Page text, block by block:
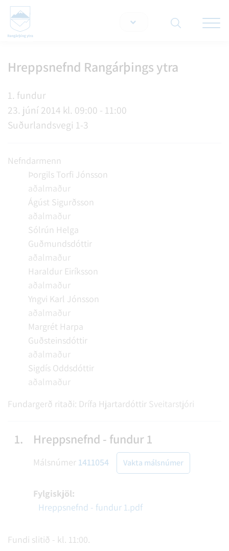
Hreppsnefnd Rangárþings ytra
1. fundur
23. júní 2014 kl. 09:00 - 11:00
Suðurlandsvegi 1-3
Nefndarmenn
Þorgils Torfi Jónsson
aðalmaður
Ágúst Sigurðsson
aðalmaður
Sólrún Helga
Guðmundsdóttir
aðalmaður
Haraldur Eiríksson
aðalmaður
Yngvi Karl Jónsson
aðalmaður
Margrét Harpa
Guðsteinsdóttir
aðalmaður
Sigdís Oddsdóttir
aðalmaður
Fundargerð ritaði: Drífa Hjartardóttir Sveitarstjóri
1. Hreppsnefnd - fundur 1
Málsnúmer 1411054 Vakta málsnúmer
Fylgiskjöl:
Hreppsnefnd - fundur 1.pdf
Fundi slitið - kl. 11:00.
Leita á vef